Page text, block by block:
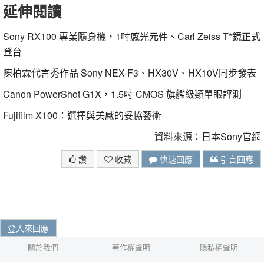
延伸閱讀
Sony RX100 專業隨身機，1吋感光元件、Carl Zeiss T*鏡正式
登台
陳柏霖代言秀作品 Sony NEX-F3 、HX30V、HX10V同步發表
Canon PowerShot G1X，1.5吋 CMOS 旗艦級類單眼評測
FujifilmX100 ：選擇與美感的妥協藝術
資料來源： 日本Sony官網
讚 收藏 快速回應 引言回應
登入來回應
關於我們 著作權聲明 隱私權聲明